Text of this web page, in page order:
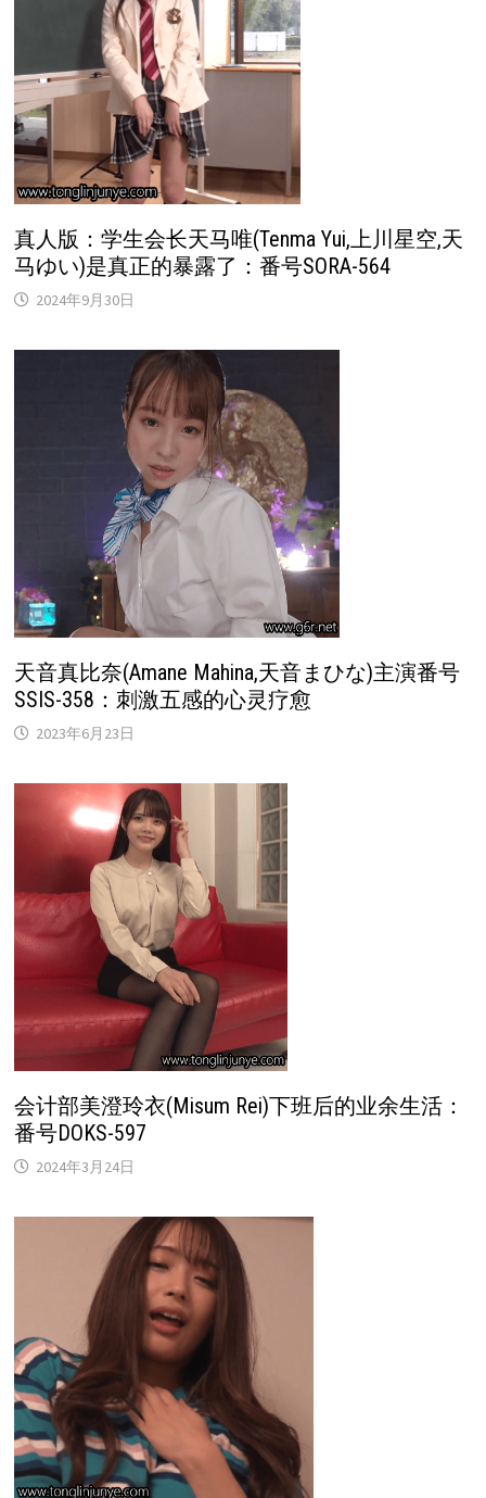
真人版：学生会长天马唯(Tenma Yui,上川星空,天
马ゆい)是真正的暴露了：番号SORA-564
2024年9月30日
天音真比奈(Amane Mahina,天音まひな)主演番号
SSIS-358：刺激五感的心灵疗愈
2023年6月23日
会计部美澄玲衣(Misum Rei)下班后的业余生活：
番号DOKS-597
2024年3月24日